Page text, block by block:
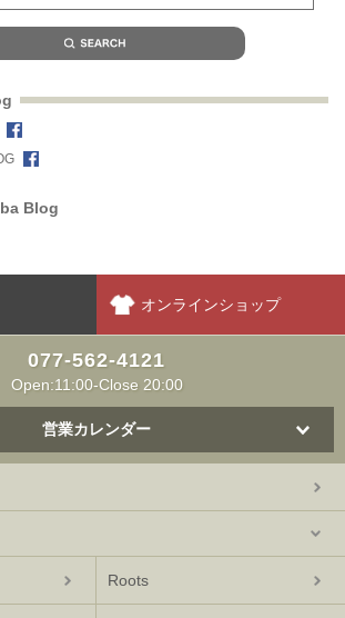
Blog
オンラインショップ
077-562-4121
Open:11:00-Close 20:00
営業カレンダー
Roots